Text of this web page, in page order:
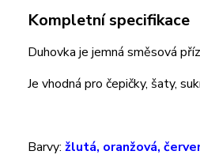
Kompletní specifikace
Duhovka je jemná směsová
Je vhodná pro čepičky, šaty,
Barvy: žlutá, oranžová,